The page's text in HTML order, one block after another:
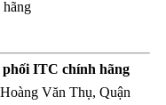
ITC chính hãng
Văn Thụ, Quận